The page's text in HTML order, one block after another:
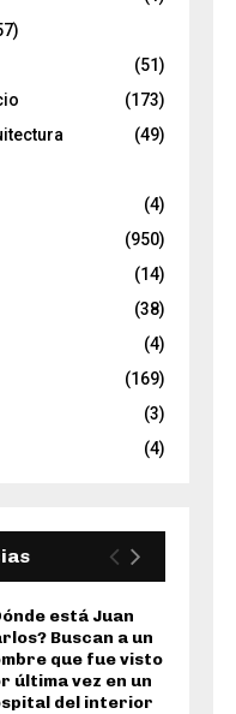
(51)
(173)
(49)
(4)
(950)
(14)
(38)
(4)
(169)
(3)
(4)
está Juan
Buscan a un
que fue visto
última vez en un
del interior